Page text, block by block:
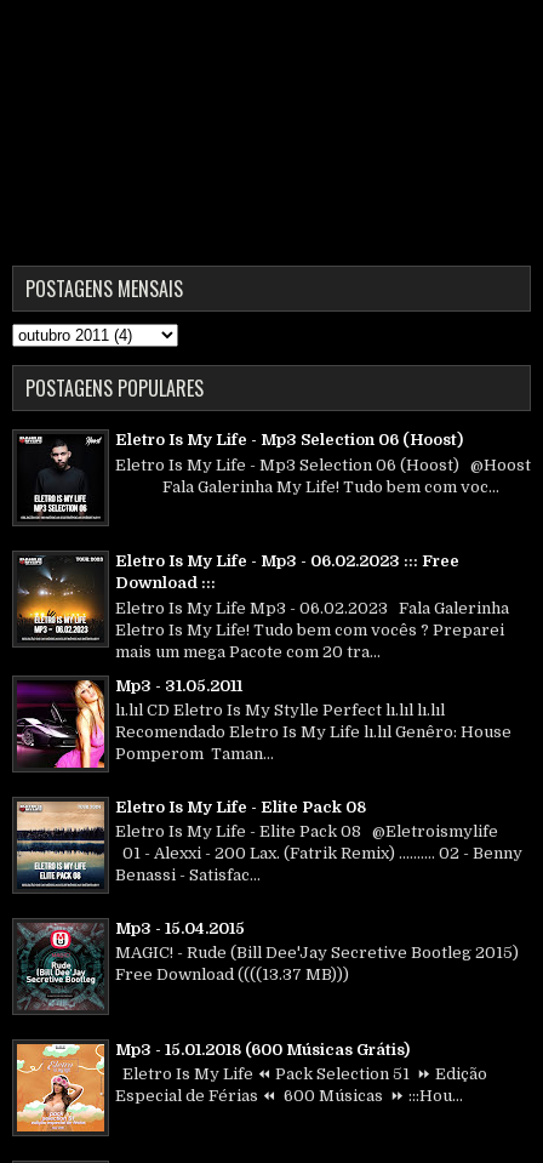
POSTAGENS MENSAIS
POSTAGENS POPULARES
Eletro Is My Life - Mp3 Selection 06 (Hoost)
Eletro Is My Life - Mp3 Selection 06 (Hoost) @Hoost
Fala Galerinha My Life! Tudo bem com voc...
Eletro Is My Life - Mp3 - 06.02.2023 ::: Free
Download :::
Eletro Is My Life Mp3 - 06.02.2023 Fala Galerinha
Eletro Is My Life! Tudo bem com vocês ? Preparei
mais um mega Pacote com 20 tra...
Mp3 - 31.05.2011
lı.lıl CD Eletro Is My Stylle Perfect lı.lıl lı.lıl
Recomendado Eletro Is My Life lı.lıl Genêro: House
Pomperom Taman...
Eletro Is My Life - Elite Pack 08
Eletro Is My Life - Elite Pack 08 @Eletroismylife
01 - Alexxi - 200 Lax. (Fatrik Remix) .......... 02 - Benny
Benassi - Satisfac...
Mp3 - 15.04.2015
MAGIC! - Rude (Bill Dee'Jay Secretive Bootleg 2015)
Free Download ((((13.37 MB)))
Mp3 - 15.01.2018 (600 Músicas Grátis)
Eletro Is My Life ⏪ Pack Selection 51 ⏩ Edição
Especial de Férias ⏪ 600 Músicas ⏩ :::Hou...